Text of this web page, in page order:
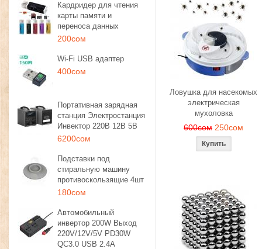
Кардридер для чтения
карты памяти и
переноса данных
200сом
Wi-Fi USB адаптер
400сом
Портативная зарядная
станция Электростанция
Инвектор 220В 12В 5В
6200сом
Подставки под
стиральную машину
противоскользящие 4шт
180сом
Автомобильный
инвертор 200W Выход
220V/12V/5V PD30W
QC3.0 USB 2.4A
Ловушка для насекомых
электрическая
мухоловка
600сом 250сом